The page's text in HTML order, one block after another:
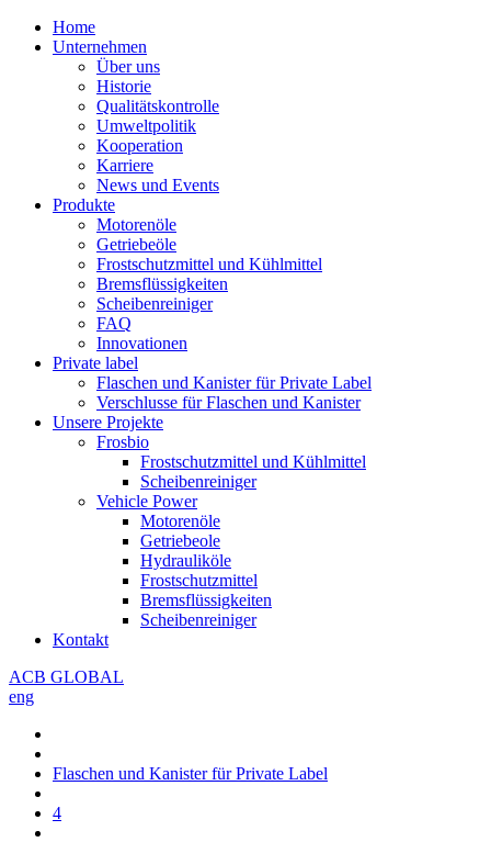
Home
Unternehmen
Über uns
Historie
Qualitätskontrolle
Umweltpolitik
Kooperation
Karriere
News und Events
Produkte
Motorenöle
Getriebeöle
Frostschutzmittel und Kühlmittel
Bremsflüssigkeiten
Scheibenreiniger
FAQ
Innovationen
Private label
Flaschen und Kanister für Private Label
Verschlusse für Flaschen und Kanister
Unsere Projekte
Frosbio
Frostschutzmittel und Kühlmittel
Scheibenreiniger
Vehicle Power
Motorenöle
Getriebeole
Hydrauliköle
Frostschutzmittel
Bremsflüssigkeiten
Scheibenreiniger
Kontakt
ACB GLOBAL
eng
Flaschen und Kanister für Private Label
4